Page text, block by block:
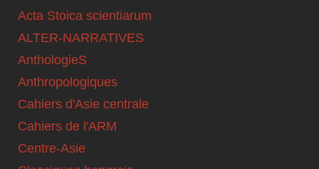
Acta Stoica scientiarum
ALTER-NARRATIVES
AnthologieS
Anthropologiques
Cahiers d'Asie centrale
Cahiers de l'ARM
Centre-Asie